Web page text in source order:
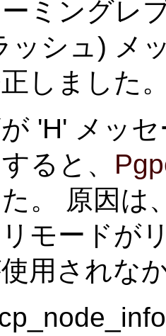
ミングレ
ッシュ) メ
しました
'H' メッ
ると、
。 原因は
モードが
用されな